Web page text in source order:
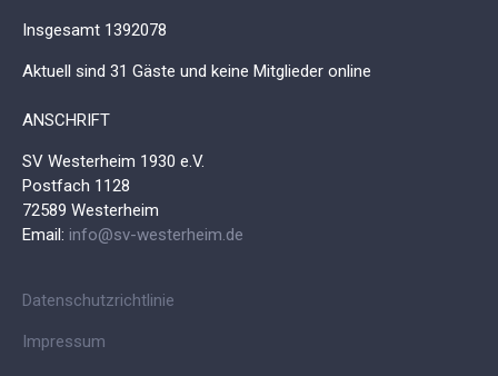
Insgesamt 1392078
Aktuell sind 31 Gäste und keine Mitglieder online
ANSCHRIFT
SV Westerheim 1930 e.V.
Postfach 1128
72589 Westerheim
Email: info@sv-westerheim.de
Datenschutzrichtlinie
Impressum